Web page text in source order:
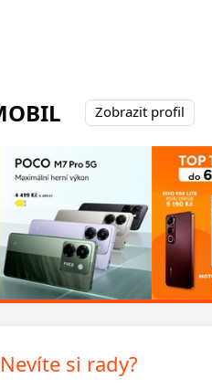
Zobrazit profil
Nevíte si rady?